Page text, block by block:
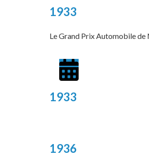
1933
Le Grand Prix Automobile de
1933
1936